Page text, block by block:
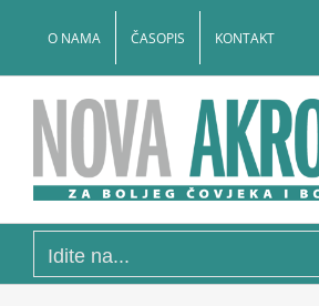
O NAMA ČASOPIS KONTAKT
Idite na...